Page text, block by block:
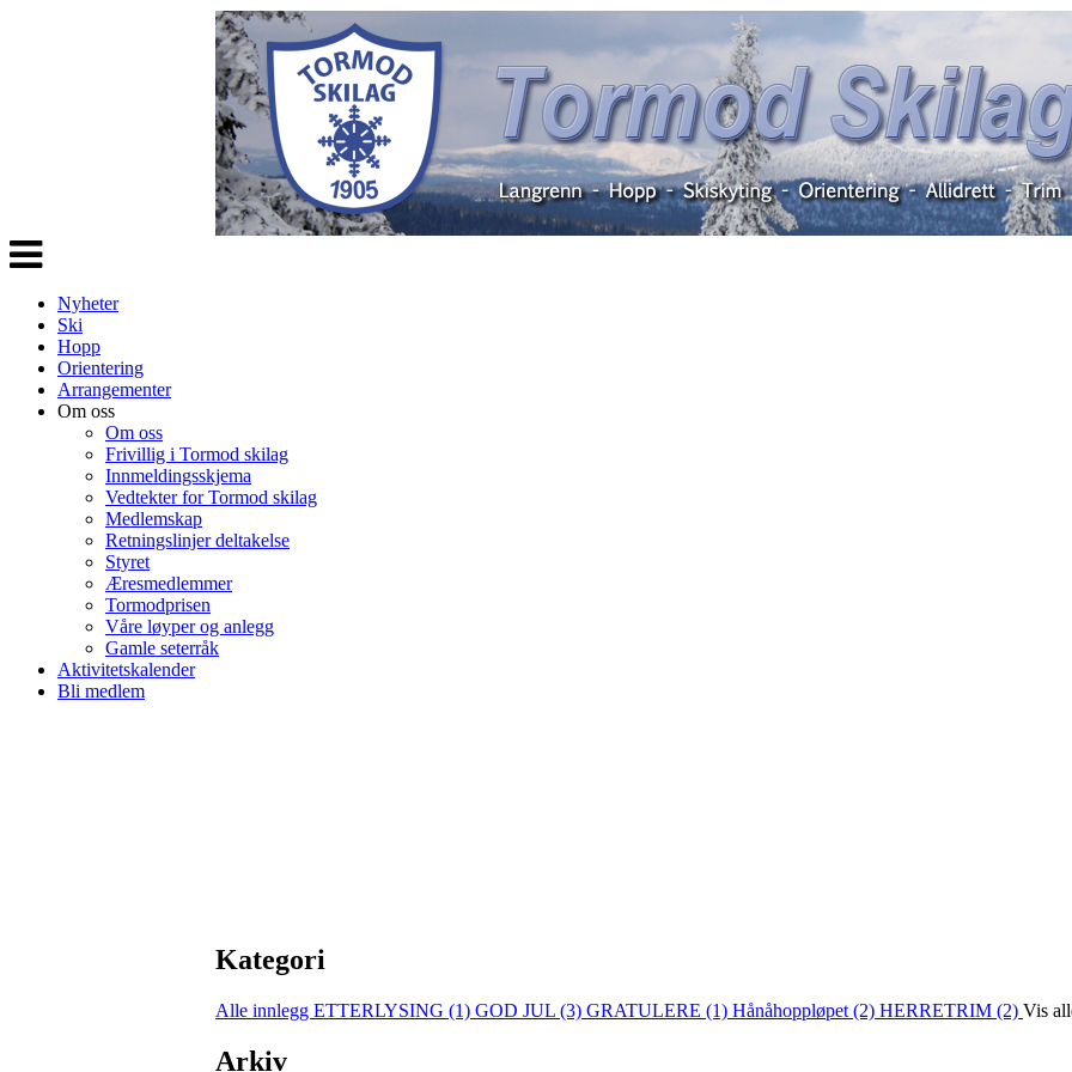
Veksle
navigasjon
Nyheter
Ski
Hopp
Orientering
Arrangementer
Om oss
Om oss
Frivillig i Tormod skilag
Innmeldingsskjema
Vedtekter for Tormod skilag
Medlemskap
Retningslinjer deltakelse
Styret
Æresmedlemmer
Tormodprisen
Våre løyper og anlegg
Gamle seterråk
Aktivitetskalender
Bli medlem
Kategori
Alle innlegg ETTERLYSING (1) GOD JUL (3) GRATULERE (1) Hånåhoppløpet (2) HERRETRIM (2) Vis
Arkiv